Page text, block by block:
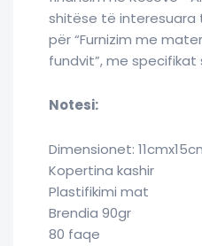
shitëse të
për “Furnizim me
fundvit”, me specifikat
Notesi:
Dimensionet:
Kopertina kashir
Plastifikimi mat
Brendia 90gr
80 faqe